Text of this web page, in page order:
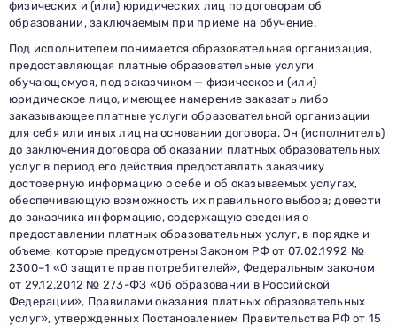
физических и (или) юридических лиц по договорам об
образовании, заключаемым при приеме на обучение.
Под исполнителем понимается образовательная организация,
предоставляющая платные образовательные услуги
обучающемуся, под заказчиком — физическое и (или)
юридическое лицо, имеющее намерение заказать либо
заказывающее платные услуги образовательной организации
для себя или иных лиц на основании договора. Он (исполнитель)
до заключения договора об оказании платных образовательных
услуг в период его действия предоставлять заказчику
достоверную информацию о себе и об оказываемых услугах,
обеспечивающую возможность их правильного выбора; довести
до заказчика информацию, содержащую сведения о
предоставлении платных образовательных услуг, в порядке и
объеме, которые предусмотрены Законом РФ от 07.02.1992 №
2300–1 «О защите прав потребителей», Федеральным законом
от 29.12.2012 № 273-ФЗ «Об образовании в Российской
Федерации», Правилами оказания платных образовательных
услуг», утвержденных Постановлением Правительства РФ от 15